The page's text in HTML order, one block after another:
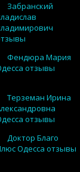
Забранский
Фендюра Мария
отзывы
Терземан Ирина
отзывы
Доктор Благо
Одесса отзывы